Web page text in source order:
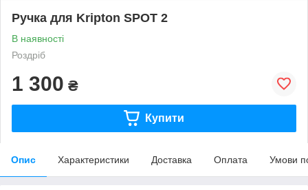
Ручка для Kripton SPOT 2
В наявності
Роздріб
1 300 ₴
Купити
Опис Характеристики Доставка Оплата Умови